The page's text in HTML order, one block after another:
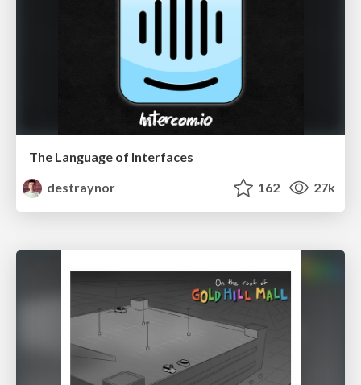
The Language of Interfaces
destraynor
162 27k